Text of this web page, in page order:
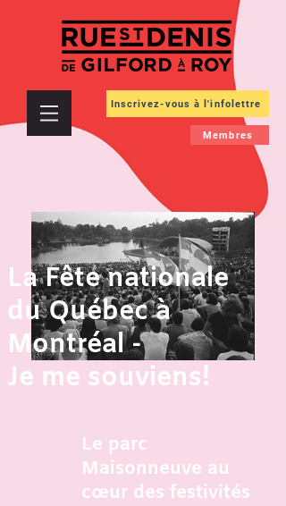
Inscrivez-vous à l'infolettre
Membres
La Fête nationale
du Québec à
Montréal -
Je me souviens!
Le parc
Maisonneuve au
cœur des festivités